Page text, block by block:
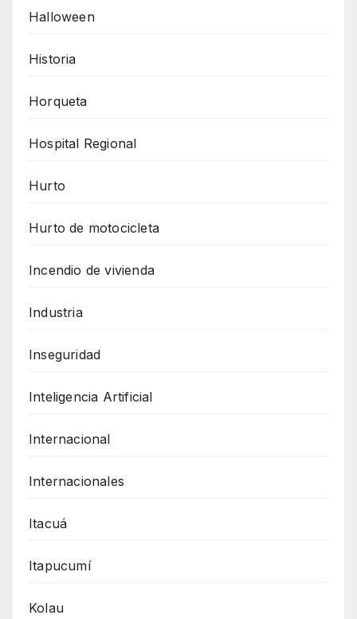
Halloween
Historia
Horqueta
Hospital Regional
Hurto
Hurto de motocicleta
Incendio de vivienda
Industria
Inseguridad
Inteligencia Artificial
Internacional
Internacionales
Itacuá
Itapucumí
Kolau